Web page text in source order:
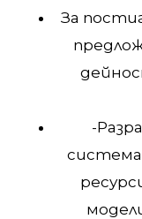
За
-